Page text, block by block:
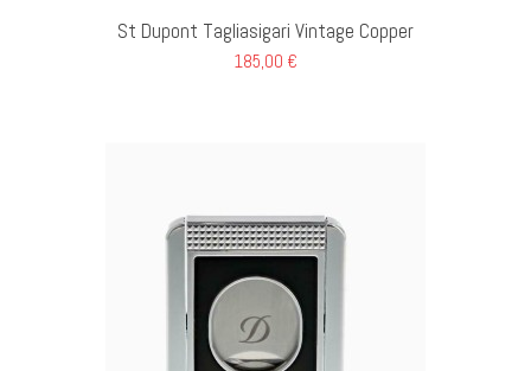
St Dupont Tagliasigari Vintage Copper
185,00 €